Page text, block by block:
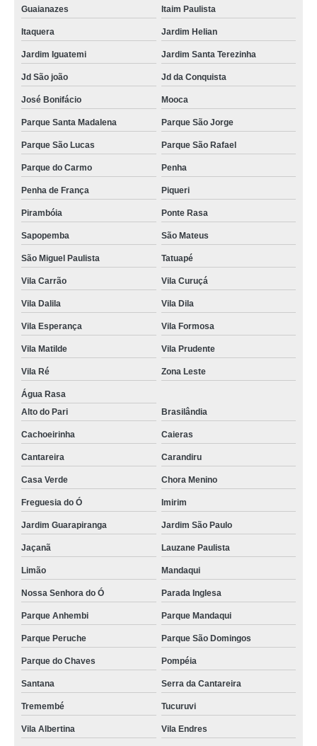
Guaianazes Itaim Paulista
Itaquera Jardim Helian
Jardim Iguatemi Jardim Santa Terezinha
Jd São joão Jd da Conquista
José Bonifácio Mooca
Parque Santa Madalena Parque São Jorge
Parque São Lucas Parque São Rafael
Parque do Carmo Penha
Penha de França Piqueri
Pirambóia Ponte Rasa
Sapopemba São Mateus
São Miguel Paulista Tatuapé
Vila Carrão Vila Curuçá
Vila Dalila Vila Dila
Vila Esperança Vila Formosa
Vila Matilde Vila Prudente
Vila Ré Zona Leste
Água Rasa
Alto do Pari
Brasilândia
Cachoeirinha Caieras
Cantareira Carandiru
Casa Verde Chora Menino
Freguesia do Ó Imirim
Jardim Guarapiranga Jardim São Paulo
Jaçanã Lauzane Paulista
Limão Mandaqui
Nossa Senhora do Ó Parada Inglesa
Parque Anhembi Parque Mandaqui
Parque Peruche Parque São Domingos
Parque do Chaves Pompéia
Santana Serra da Cantareira
Tremembé Tucuruvi
Vila Albertina Vila Endres